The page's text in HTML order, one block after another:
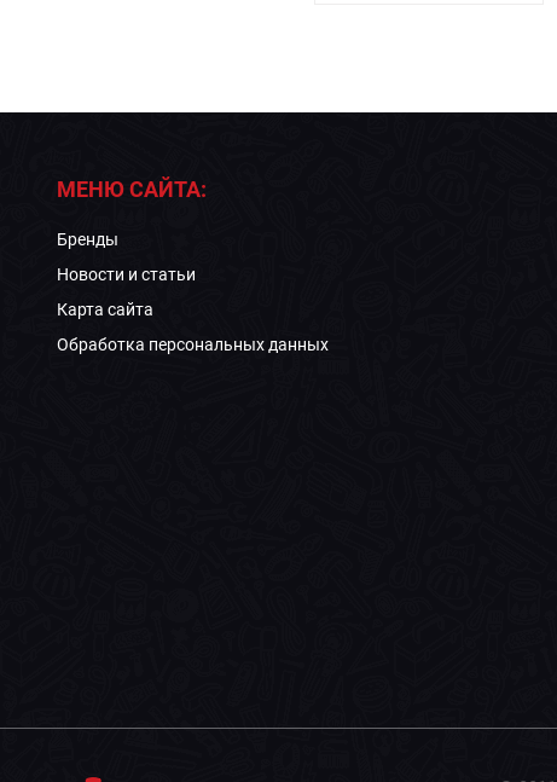
МЕНЮ САЙТА:
Бренды
Новости и статьи
Карта сайта
Обработка персональных данных